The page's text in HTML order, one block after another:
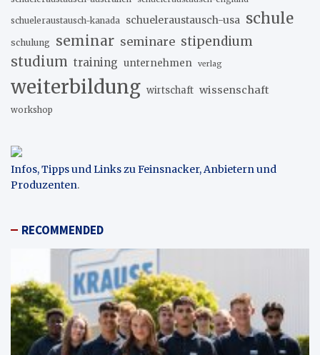
schueleraustausch-kanada schueleraustausch-usa schule
schulung seminar seminare stipendium
studium training unternehmen verlag
weiterbildung wirtschaft wissenschaft
workshop
Infos, Tipps und Links zu Feinsnacker, Anbietern und
Produzenten.
RECOMMENDED